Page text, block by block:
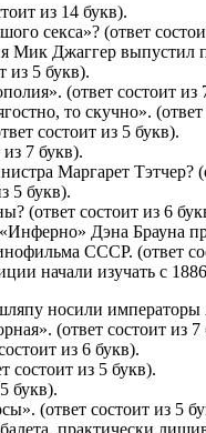
из 14 букв).
секса»? (ответ
Мик Джаггер выпустил
из 5 букв).
(ответ состоит из
то скучно». (ответ
состоит из 5 букв).
7 букв).
Маргарет Тэтчер?
5 букв).
(ответ состоит из 6
Дэна Брауна
СССР. (ответ
начали изучать с
носили императоры
(ответ состоит из 7
из 6 букв).
состоит из 5 букв).
букв).
(ответ состоит из 5
практически